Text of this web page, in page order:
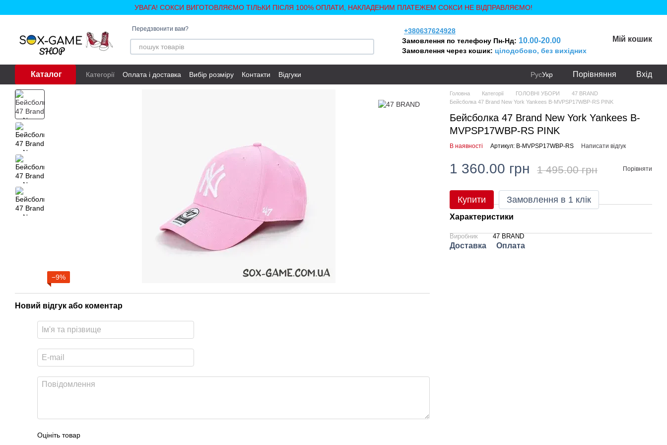
УВАГА! СОКСИ ВИГОТОВЛЯЄМО ТІЛЬКИ ПІСЛЯ 100% ОПЛАТИ, НАКЛАДЕНИМ ПЛАТЕЖЕМ СОКСИ НЕ ВІДПРАВЛЯЄМО!
Передзвонити вам?
+380637624928
Замовлення по телефону Пн-Нд: 10.00-20.00
Замовлення через кошик: цілодобово, без вихідних
Мій кошик
Каталог Категорії Оплата і доставка Вибір розміру Контакти Відгуки РусУкр Порівняння Вхід
−9%
Новий відгук або коментар
Оцініть товар
Головна Категорії ГОЛОВНІ УБОРИ
47 BRAND
Бейсболка 47 Brand New York Yankees B-MVPSP17WBP-RS PINK
Бейсболка 47 Brand New York Yankees B-
MVPSP17WBP-RS PINK
В наявності Артикул: B-MVPSP17WBP-RS Написати відгук
1 360.00 грн 1 495.00 грн Порівняти
Купити Замовлення в 1 клік
Характеристики
Виробник 47 BRAND
Доставка Оплата